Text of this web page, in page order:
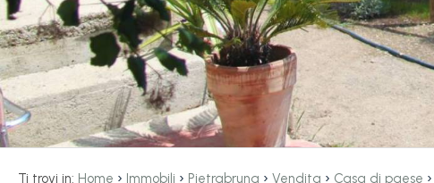
Ti trovi in: Home › Immobili › Pietrabruna › Vendita › Casa di paese ›
Contatti
Preferiti
(0)
Residenziali
Terreni